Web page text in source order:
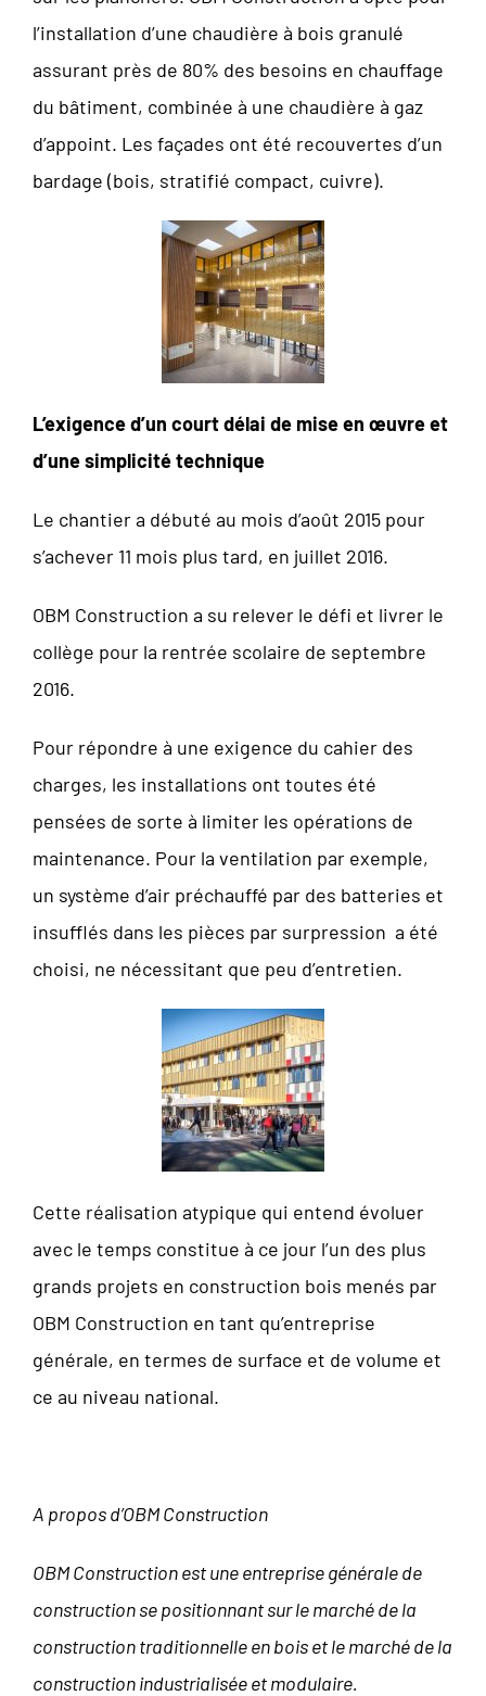
l’installation d’une chaudière à bois granulé
assurant près de 80% des besoins en chauffage
du bâtiment, combinée à une chaudière à gaz
d’appoint. Les façades ont été recouvertes d’un
bardage (bois, stratifié compact, cuivre).
L’exigence d’un court délai de mise en œuvre et
d’une simplicité technique
Le chantier a débuté au mois d’août 2015 pour
s’achever 11 mois plus tard, en juillet 2016.
OBM Construction a su relever le défi et livrer le
collège pour la rentrée scolaire de septembre
2016.
Pour répondre à une exigence du cahier des
charges, les installations ont toutes été
pensées de sorte à limiter les opérations de
maintenance. Pour la ventilation par exemple,
un système d’air préchauffé par des batteries et
insufflés dans les pièces par surpression a été
choisi, ne nécessitant que peu d’entretien.
Cette réalisation atypique qui entend évoluer
avec le temps constitue à ce jour l’un des plus
grands projets en construction bois menés par
OBM Construction en tant qu’entreprise
générale, en termes de surface et de volume et
ce au niveau national.
A propos d’OBM Construction
OBM Construction est une entreprise générale de
construction se positionnant sur le marché de la
construction traditionnelle en bois et le marché de la
construction industrialisée et modulaire.